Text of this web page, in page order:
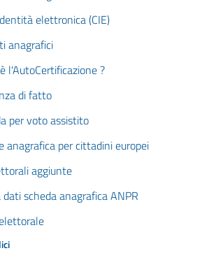
elettronica (CIE)
anagrafici
l'AutoCertificazione ?
di fatto
per voto assistito
anagrafica per cittadini europei
aggiunte
scheda anagrafica ANPR